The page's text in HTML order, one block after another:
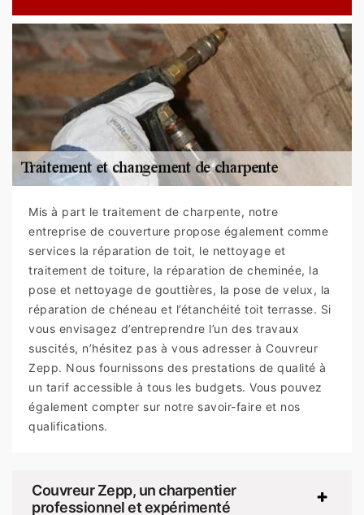
Mis à part le traitement de charpente, notre
entreprise de couverture propose également comme
services la réparation de toit, le nettoyage et
traitement de toiture, la réparation de cheminée, la
pose et nettoyage de gouttières, la pose de velux, la
réparation de chéneau et l’étanchéité toit terrasse. Si
vous envisagez d’entreprendre l’un des travaux
suscités, n’hésitez pas à vous adresser à Couvreur
Zepp. Nous fournissons des prestations de qualité à
un tarif accessible à tous les budgets. Vous pouvez
également compter sur notre savoir-faire et nos
qualifications.
Couvreur Zepp, un charpentier
professionnel et expérimenté